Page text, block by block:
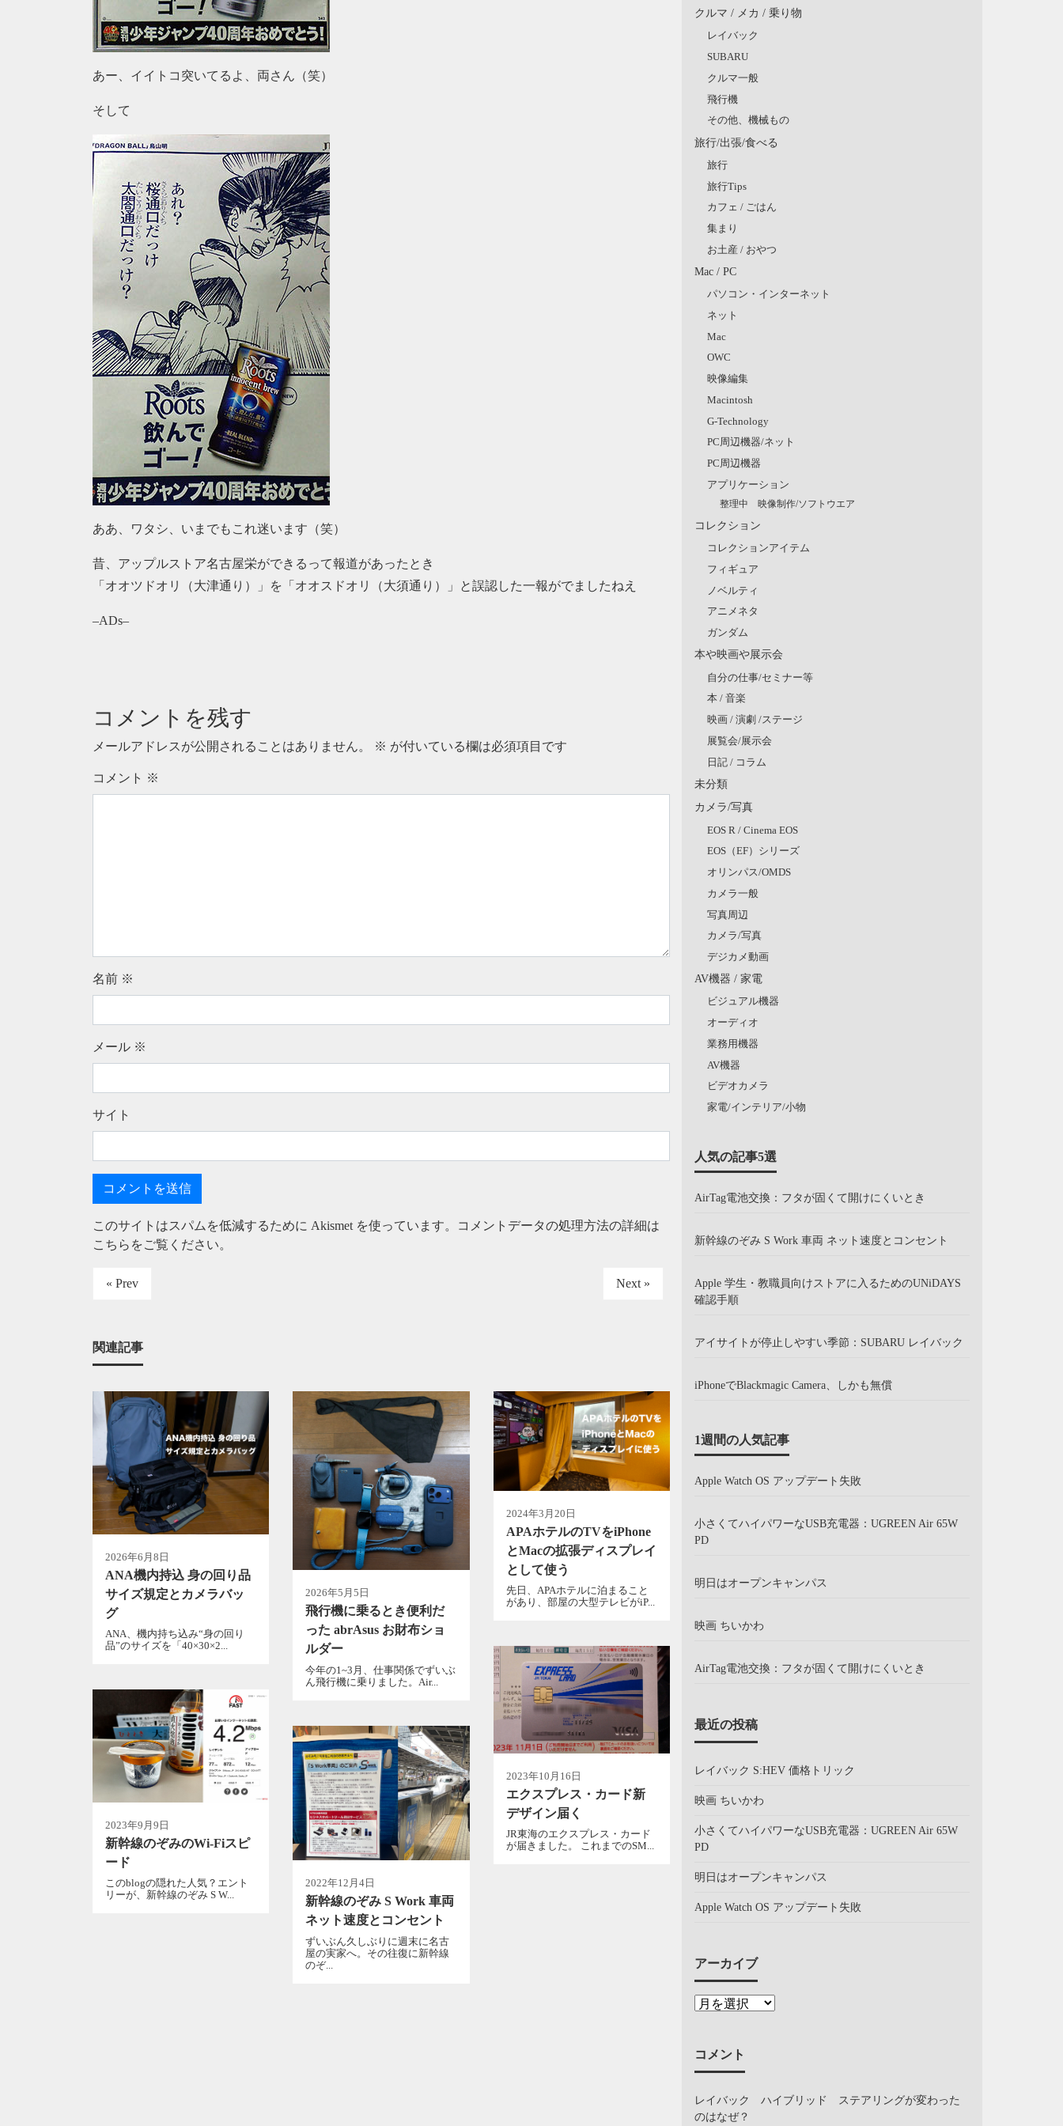
あー、イイトコ突いてるよ、両さん（笑）
そして
ああ、ワタシ、いまでもこれ迷います（笑）
昔、アップルストア名古屋栄ができるって報道があったとき
「オオツドオリ（大津通り）」を「オオスドオリ（大須通り）」と誤認した一報がでましたねえ
–ADs–
コメントを残す
メールアドレスが公開されることはありません。 ※ が付いている欄は必須項目です
コメント ※
名前 ※
メール ※
サイト
このサイトはスパムを低減するために Akismet を使っています。
コメントデータの処理方法の詳細は
こちらをご覧ください。
« Prev Next »
関連記事
2026年6月8日
ANA機内持込 身の回り品
サイズ規定とカメラバッ
グ
ANA、機内持ち込み“身の回り
品”のサイズを「40×30×2...
2026年5月5日
飛行機に乗るとき便利だ
った abrAsus お財布ショ
ルダー
今年の1~3月、仕事関係でずいぶ
ん飛行機に乗りました。Air...
2024年3月20日
APAホテルのTVをiPhone
とMacの拡張ディスプレイ
として使う
先日、APAホテルに泊まること
があり、部屋の大型テレビがiP...
2023年10月16日
エクスプレス・カード新
デザイン届く
JR東海のエクスプレス・カード
が届きました。 これまでのSM...
2023年9月9日
新幹線のぞみのWi-Fiスピ
ード
このblogの隠れた人気？エント
リーが、新幹線のぞみ S W...
2022年12月4日
新幹線のぞみ S Work 車両
ネット速度とコンセント
ずいぶん久しぶりに週末に名古
屋の実家へ。その往復に新幹線
のぞ...
クルマ / メカ / 乗り物
レイバック
SUBARU
クルマ一般
飛行機
その他、機械もの
旅行/出張/食べる
旅行
旅行Tips
カフェ / ごはん
集まり
お土産 / おやつ
Mac / PC
パソコン・インターネット
ネット
Mac
OWC
映像編集
Macintosh
G-Technology
PC周辺機器/ネット
PC周辺機器
アプリケーション
整理中 映像制作/ソフトウエア
コレクション
コレクションアイテム
フィギュア
ノベルティ
アニメネタ
ガンダム
本や映画や展示会
自分の仕事/セミナー等
本 / 音楽
映画 / 演劇 /ステージ
展覧会/展示会
日記 / コラム
未分類
カメラ/写真
EOS R / Cinema EOS
EOS（EF）シリーズ
オリンパス/OMDS
カメラ一般
写真周辺
カメラ/写真
デジカメ動画
AV機器 / 家電
ビジュアル機器
オーディオ
業務用機器
AV機器
ビデオカメラ
家電/インテリア/小物
人気の記事5選
AirTag電池交換：フタが固くて開けにくいとき
新幹線のぞみ S Work 車両 ネット速度とコンセント
Apple 学生・教職員向けストアに入るためのUNiDAYS
確認手順
アイサイトが停止しやすい季節：SUBARU レイバック
iPhoneでBlackmagic Camera、しかも無償
1週間の人気記事
Apple Watch OS アップデート失敗
小さくてハイパワーなUSB充電器：UGREEN Air 65W
PD
明日はオープンキャンパス
映画 ちいかわ
AirTag電池交換：フタが固くて開けにくいとき
最近の投稿
レイバック S:HEV 価格トリック
映画 ちいかわ
小さくてハイパワーなUSB充電器：UGREEN Air 65W
PD
明日はオープンキャンパス
Apple Watch OS アップデート失敗
アーカイブ
コメント
レイバック ハイブリッド ステアリングが変わった
のはなぜ？